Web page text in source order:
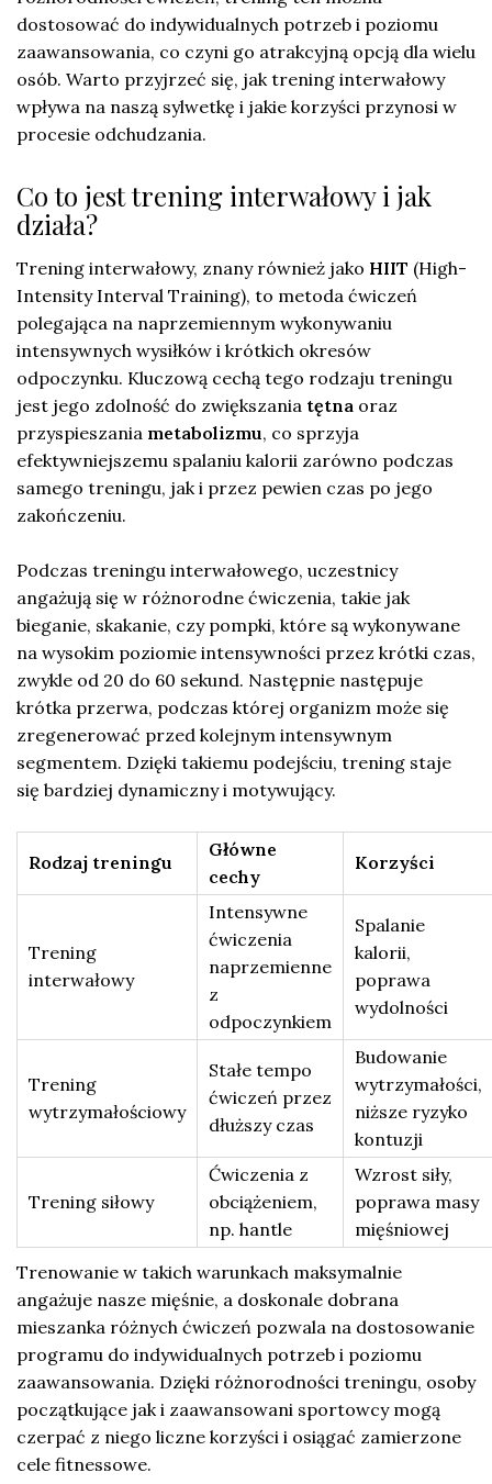
dostosować do indywidualnych potrzeb i poziomu
zaawansowania, co czyni go atrakcyjną opcją dla wielu
osób. Warto przyjrzeć się, jak trening interwałowy
wpływa na naszą sylwetkę i jakie korzyści przynosi w
procesie odchudzania.
Co to jest trening interwałowy i jak
działa?
Trening interwałowy, znany również jako HIIT (High-
Intensity Interval Training), to metoda ćwiczeń
polegająca na naprzemiennym wykonywaniu
intensywnych wysiłków i krótkich okresów
odpoczynku. Kluczową cechą tego rodzaju treningu
jest jego zdolność do zwiększania tętna oraz
przyspieszania metabolizmu, co sprzyja
efektywniejszemu spalaniu kalorii zarówno podczas
samego treningu, jak i przez pewien czas po jego
zakończeniu.
Podczas treningu interwałowego, uczestnicy
angażują się w różnorodne ćwiczenia, takie jak
bieganie, skakanie, czy pompki, które są wykonywane
na wysokim poziomie intensywności przez krótki czas,
zwykle od 20 do 60 sekund. Następnie następuje
krótka przerwa, podczas której organizm może się
zregenerować przed kolejnym intensywnym
segmentem. Dzięki takiemu podejściu, trening staje
się bardziej dynamiczny i motywujący.
Rodzaj treningu
Główne
cechy
Korzyści
Trening
interwałowy
Intensywne
ćwiczenia
naprzemienne
z
odpoczynkiem
Spalanie
kalorii,
poprawa
wydolności
Trening
wytrzymałościowy
Stałe tempo
ćwiczeń przez
dłuższy czas
Budowanie
wytrzymałości,
niższe ryzyko
kontuzji
Trening siłowy
Ćwiczenia z
obciążeniem,
np. hantle
Wzrost siły,
poprawa masy
mięśniowej
Trenowanie w takich warunkach maksymalnie
angażuje nasze mięśnie, a doskonale dobrana
mieszanka różnych ćwiczeń pozwala na dostosowanie
programu do indywidualnych potrzeb i poziomu
zaawansowania. Dzięki różnorodności treningu, osoby
początkujące jak i zaawansowani sportowcy mogą
czerpać z niego liczne korzyści i osiągać zamierzone
cele fitnessowe.